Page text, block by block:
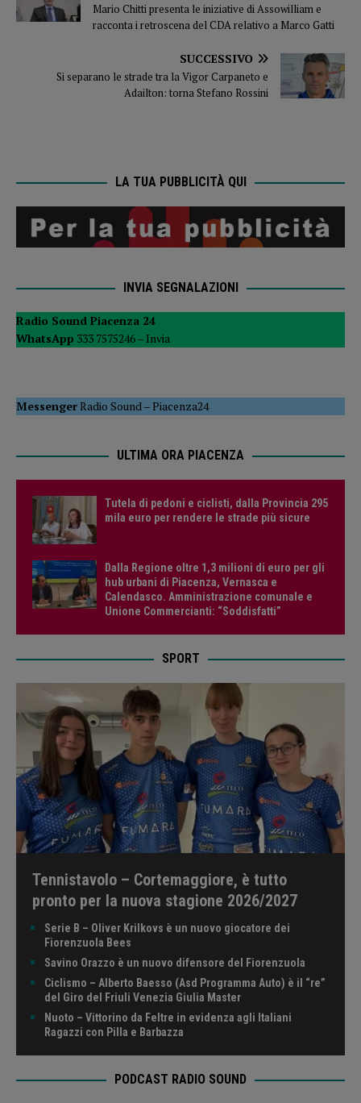
Mario Chitti presenta le iniziative di Assowilliam e
racconta i retroscena del CDA relativo a Marco Gatti
SUCCESSIVO
Si separano le strade tra la Vigor Carpaneto e
Adailton: torna Stefano Rossini
LA TUA PUBBLICITÀ QUI
INVIA SEGNALAZIONI
Radio Sound Piacenza 24
WhatsApp 333 7575246 – Invia
MessengerRadio Sound –Piacenza24
ULTIMA ORA PIACENZA
Tutela di pedoni e ciclisti, dalla Provincia 295
mila euro per rendere le strade più sicure
Dalla Regione oltre 1,3 milioni di euro per gli
hub urbani di Piacenza, Vernasca e
Calendasco. Amministrazione comunale e
Unione Commercianti: “Soddisfatti”
SPORT
Tennistavolo – Cortemaggiore, è tutto
pronto per la nuova stagione 2026/2027
Serie B – Oliver Krilkovs è un nuovo giocatore dei
Fiorenzuola Bees
Savino Orazzo è un nuovo difensore del Fiorenzuola
Ciclismo – Alberto Baesso (Asd Programma Auto) è il “re”
del Giro del Friuli Venezia Giulia Master
Nuoto – Vittorino da Feltre in evidenza agli Italiani
Ragazzi con Pilla e Barbazza
PODCAST RADIO SOUND